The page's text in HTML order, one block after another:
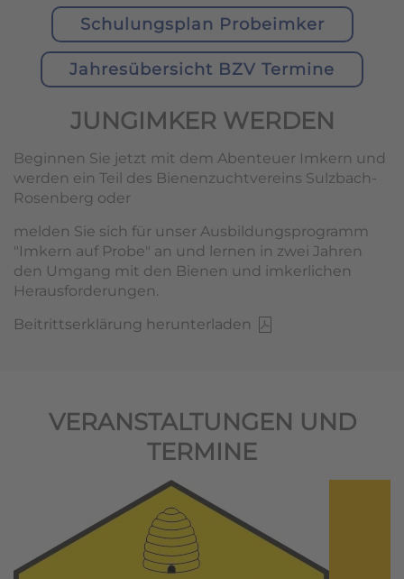
Schulungsplan Probeimker
Jahresübersicht BZV Termine
JUNGIMKER WERDEN
Beginnen Sie jetzt mit dem Abenteuer Imkern und
werden ein Teil des Bienenzuchtvereins Sulzbach-
Rosenberg oder
melden Sie sich für unser Ausbildungsprogramm
"Imkern auf Probe" an und lernen in zwei Jahren
den Umgang mit den Bienen und imkerlichen
Herausforderungen.
Beitrittserklärung herunterladen
VERANSTALTUNGEN UND
TERMINE